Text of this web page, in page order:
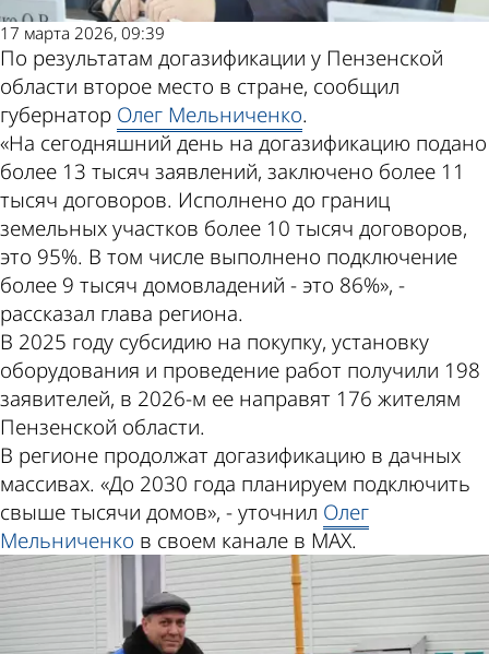
17 марта 2026, 09:39
По результатам догазификации у Пензенской
области второе место в стране, сообщил
губернатор Олег Мельниченко.
«На сегодняшний день на догазификацию подано
более 13 тысяч заявлений, заключено более 11
тысяч договоров. Исполнено до границ
земельных участков более 10 тысяч договоров,
это 95%. В том числе выполнено подключение
более 9 тысяч домовладений - это 86%», -
рассказал глава региона.
В 2025 году субсидию на покупку, установку
оборудования и проведение работ получили 198
заявителей, в 2026-м ее направят 176 жителям
Пензенской области.
В регионе продолжат догазификацию в дачных
массивах. «До 2030 года планируем подключить
свыше тысячи домов», - уточнил Олег
Мельниченко в своем канале в MAX.